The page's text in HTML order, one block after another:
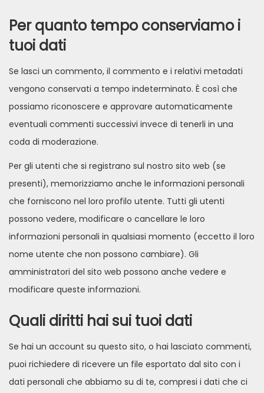
Per quanto tempo conserviamo i
tuoi dati
Se lasci un commento, il commento e i relativi metadati
vengono conservati a tempo indeterminato. È così che
possiamo riconoscere e approvare automaticamente
eventuali commenti successivi invece di tenerli in una
coda di moderazione.
Per gli utenti che si registrano sul nostro sito web (se
presenti), memorizziamo anche le informazioni personali
che forniscono nel loro profilo utente. Tutti gli utenti
possono vedere, modificare o cancellare le loro
informazioni personali in qualsiasi momento (eccetto il loro
nome utente che non possono cambiare). Gli
amministratori del sito web possono anche vedere e
modificare queste informazioni.
Quali diritti hai sui tuoi dati
Se hai un account su questo sito, o hai lasciato commenti,
puoi richiedere di ricevere un file esportato dal sito con i
dati personali che abbiamo su di te, compresi i dati che ci